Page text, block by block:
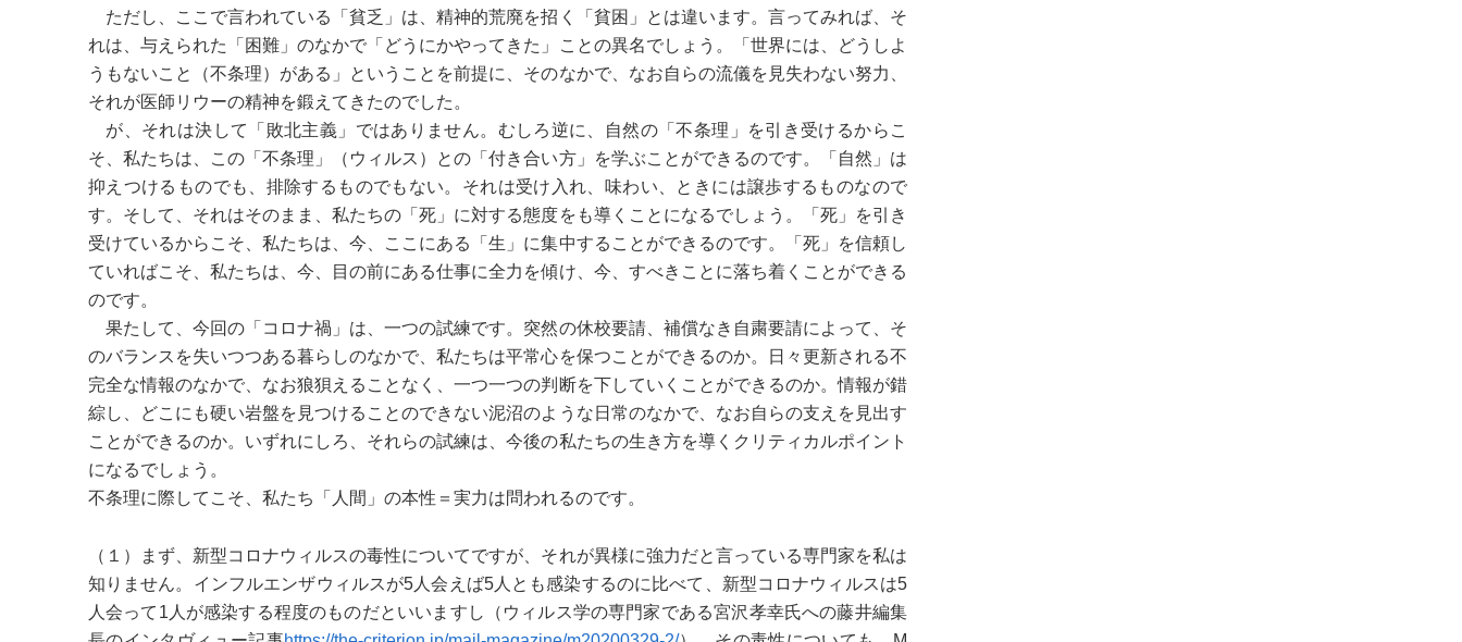
ただし、ここで言われている「貧乏」は、精神的荒廃を招く「貧困」とは違います。言ってみれば、そ
れは、与えられた「困難」のなかで「どうにかやってきた」ことの異名でしょう。「世界には、どうしよ
うもないこと（不条理）がある」ということを前提に、そのなかで、なお自らの流儀を見失わない努力、
それが医師リウーの精神を鍛えてきたのでした。
が、それは決して「敗北主義」ではありません。むしろ逆に、自然の「不条理」を引き受けるからこ
そ、私たちは、この「不条理」（ウィルス）との「付き合い方」を学ぶことができるのです。「自然」は
抑えつけるものでも、排除するものでもない。それは受け入れ、味わい、ときには譲歩するものなので
す。そして、それはそのまま、私たちの「死」に対する態度をも導くことになるでしょう。「死」を引き
受けているからこそ、私たちは、今、ここにある「生」に集中することができるのです。「死」を信頼し
ていればこそ、私たちは、今、目の前にある仕事に全力を傾け、今、すべきことに落ち着くことができる
のです。
果たして、今回の「コロナ禍」は、一つの試練です。突然の休校要請、補償なき自粛要請によって、そ
のバランスを失いつつある暮らしのなかで、私たちは平常心を保つことができるのか。日々更新される不
完全な情報のなかで、なお狼狽えることなく、一つ一つの判断を下していくことができるのか。情報が錯
綜し、どこにも硬い岩盤を見つけることのできない泥沼のような日常のなかで、なお自らの支えを見出す
ことができるのか。いずれにしろ、それらの試練は、今後の私たちの生き方を導くクリティカルポイント
になるでしょう。
不条理に際してこそ、私たち「人間」の本性＝実力は問われるのです。
（１）まず、新型コロナウィルスの毒性についてですが、それが異様に強力だと言っている専門家を私は
知りません。インフルエンザウィルスが5人会えば5人とも感染するのに比べて、新型コロナウィルスは5
人会って1人が感染する程度のものだといいますし（ウィルス学の専門家である宮沢孝幸氏への藤井編集